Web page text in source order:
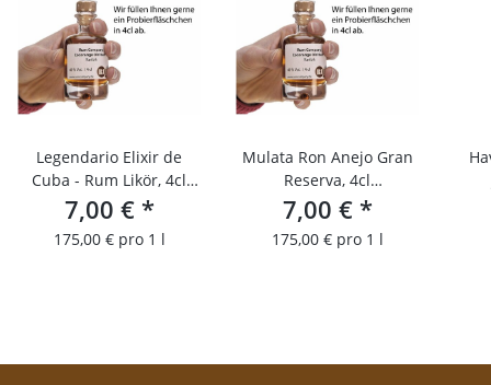
Legendario Elixir de
Cuba - Rum Likör, 4cl
Probierfläschchen
7,00 € *
175,00 € pro 1 l
Mulata Ron Anejo Gran
Reserva, 4cl
Probierfläschchen
7,00 € *
175,00 € pro 1 l